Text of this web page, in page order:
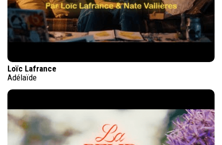
Loïc Lafrance
Adélaïde